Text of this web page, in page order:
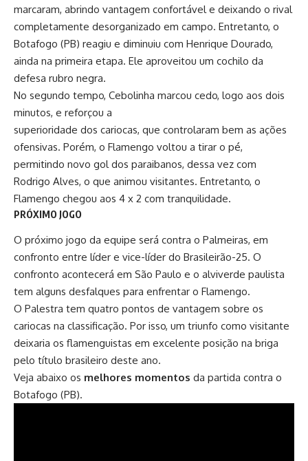
marcaram, abrindo vantagem confortável e deixando o rival
completamente desorganizado em campo. Entretanto, o
Botafogo (PB) reagiu e diminuiu com Henrique Dourado,
ainda na primeira etapa. Ele aproveitou um cochilo da
defesa rubro negra.
No segundo tempo, Cebolinha marcou cedo, logo aos dois
minutos, e reforçou a
superioridade dos cariocas, que controlaram bem as ações
ofensivas. Porém, o Flamengo voltou a tirar o pé,
permitindo novo gol dos paraibanos, dessa vez com
Rodrigo Alves, o que animou visitantes. Entretanto, o
Flamengo chegou aos 4 x 2 com tranquilidade.
PRÓXIMO JOGO
O próximo jogo da equipe será contra o Palmeiras, em
confronto entre líder e vice-líder do Brasileirão-25. O
confronto acontecerá em São Paulo e o alviverde paulista
tem alguns desfalques para enfrentar o Flamengo.
O Palestra tem quatro pontos de vantagem sobre os
cariocas na classificação. Por isso, um triunfo como visitante
deixaria os flamenguistas em excelente posição na briga
pelo título brasileiro deste ano.
Veja abaixo os melhores momentos da partida contra o
Botafogo (PB).